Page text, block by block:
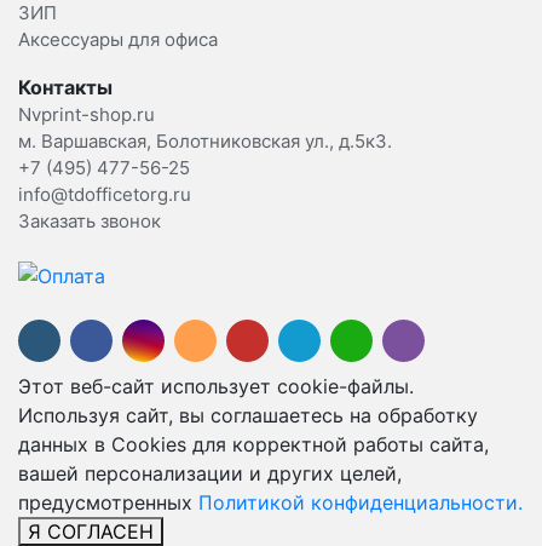
ЗИП
Аксессуары для офиса
Контакты
Nvprint-shop.ru
м. Варшавская, Болотниковская ул., д.5к3.
+7 (495) 477-56-25
info@tdofficetorg.ru
Заказать звонок
Этот веб-сайт использует cookie-файлы.
Используя сайт, вы соглашаетесь на обработку
данных в Cookies для корректной работы сайта,
вашей персонализации и других целей,
предусмотренных Политикой конфиденциальности.
Я СОГЛАСЕН